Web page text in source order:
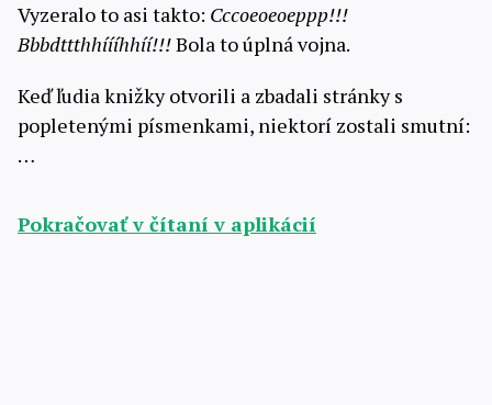
Vyzeralo to asi takto: Cccoeoeoeppp!!!
Bbbdttthhíííhhíí!!!Bola to úplná vojna.
Keď ľudia knižky otvorili a zbadali stránky s
popletenými písmenkami, niektorí zostali smutní:
…
Pokračovať v čítaní v aplikácií